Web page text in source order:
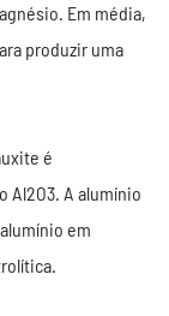
Em média,
produzir uma
é
Al2O3. A alumínio
em